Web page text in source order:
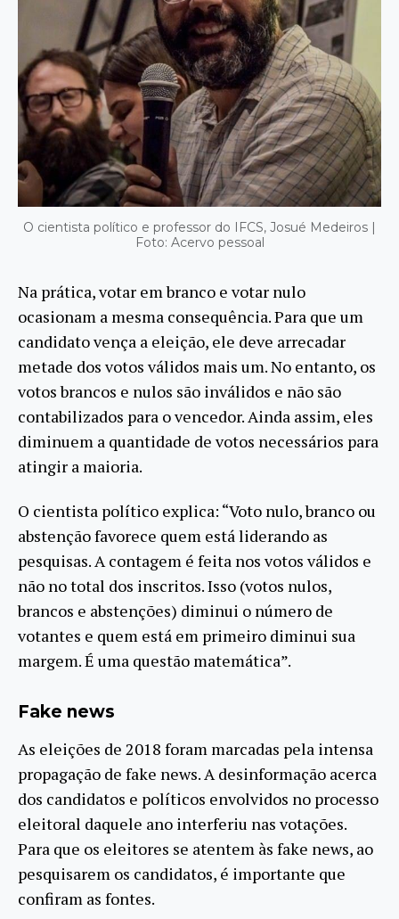
O cientista político e professor do IFCS, Josué Medeiros |
Foto: Acervo pessoal
Na prática, votar em branco e votar nulo
ocasionam a mesma consequência. Para que um
candidato vença a eleição, ele deve arrecadar
metade dos votos válidos mais um. No entanto, os
votos brancos e nulos são inválidos e não são
contabilizados para o vencedor. Ainda assim, eles
diminuem a quantidade de votos necessários para
atingir a maioria.
O cientista político explica: “Voto nulo, branco ou
abstenção favorece quem está liderando as
pesquisas. A contagem é feita nos votos válidos e
não no total dos inscritos. Isso (votos nulos,
brancos e abstenções) diminui o número de
votantes e quem está em primeiro diminui sua
margem. É uma questão matemática”.
Fake news
As eleições de 2018 foram marcadas pela intensa
propagação de fake news. A desinformação acerca
dos candidatos e políticos envolvidos no processo
eleitoral daquele ano interferiu nas votações.
Para que os eleitores se atentem às fake news, ao
pesquisarem os candidatos, é importante que
confiram as fontes.